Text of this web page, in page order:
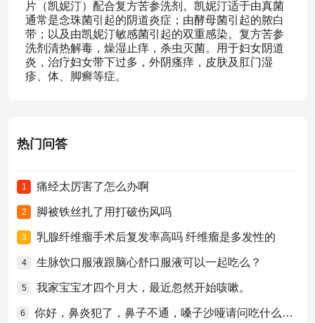
片（凯妮汀）配合复方苦参洗剂。凯妮汀适于由真菌
通常是念珠菌引起的阴道炎症；由酵母菌引起的脓白
带；以及由凯妮汀敏感菌引起的双重感染。复方苦参
洗剂清热解毒，燥湿止痒，杀虫灭菌。用于妇女阴道
炎，治疗妇女带下过多，外阴瘙痒，皮肤及肛门湿
疹、体、脚癣等症。
热门问答
1 痛经太厉害了怎么办啊
2 脚被铁丝扎了用打破伤风吗
3 乳腺纤维瘤手术后复发率高吗 纤维瘤是多发性的
4 生脉饮口服液跟脑心舒口服液可以一起吃么？
5 我家宝宝才四个月大，最近忽然开始咳嗽。
6 你好，鼻炎犯了，鼻子不通，嗓子沙哑请问吃什么药比较好？